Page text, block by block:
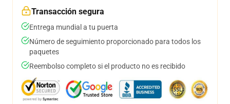
Transacción segura
Entrega mundial a tu puerta
Número de seguimiento proporcionado para todos los
paquetes
Reembolso completo si el producto no es recibido